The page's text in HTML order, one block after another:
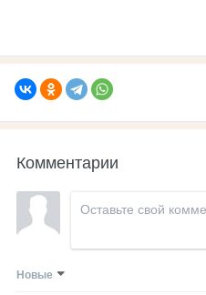
Комментарии
Новые